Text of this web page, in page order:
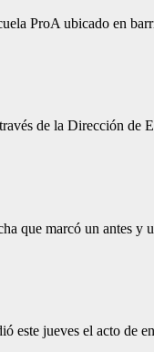
ProA ubicado en
de la Dirección
que marcó un antes y
este jueves el acto de